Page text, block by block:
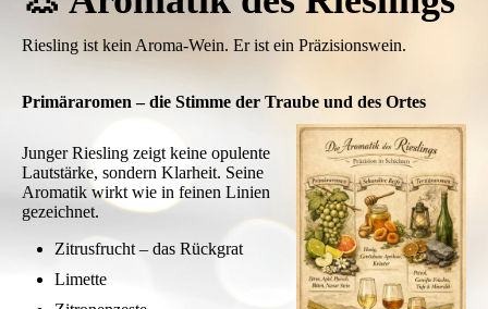
Riesling ist kein Aroma-Wein. Er ist ein Präzisionswein.
Primäraromen – die Stimme der Traube und des Ortes
Junger Riesling zeigt keine opulente
Lautstärke, sondern Klarheit. Seine
Aromatik wirkt wie in feinen Linien
gezeichnet.
Zitrusfrucht – das Rückgrat
Limette